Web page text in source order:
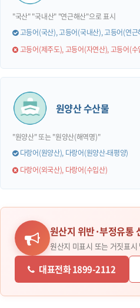
"국산" "국내산" "연근해산"으로 표시
고등어(국산), 고등어(국내산), 고등어(연근
고등어(제주도), 고등어(자연산), 고등어(수
원양산 수산물
"원양산" 또는 "원양산(해역명)"
다랑어(원양산), 다랑어(원양산-태평양)
다랑어(외국산), 다랑어(수입산)
원산지 위반·부정유통
원산지 미표시 또는 거짓표
대표전화 1899-2112